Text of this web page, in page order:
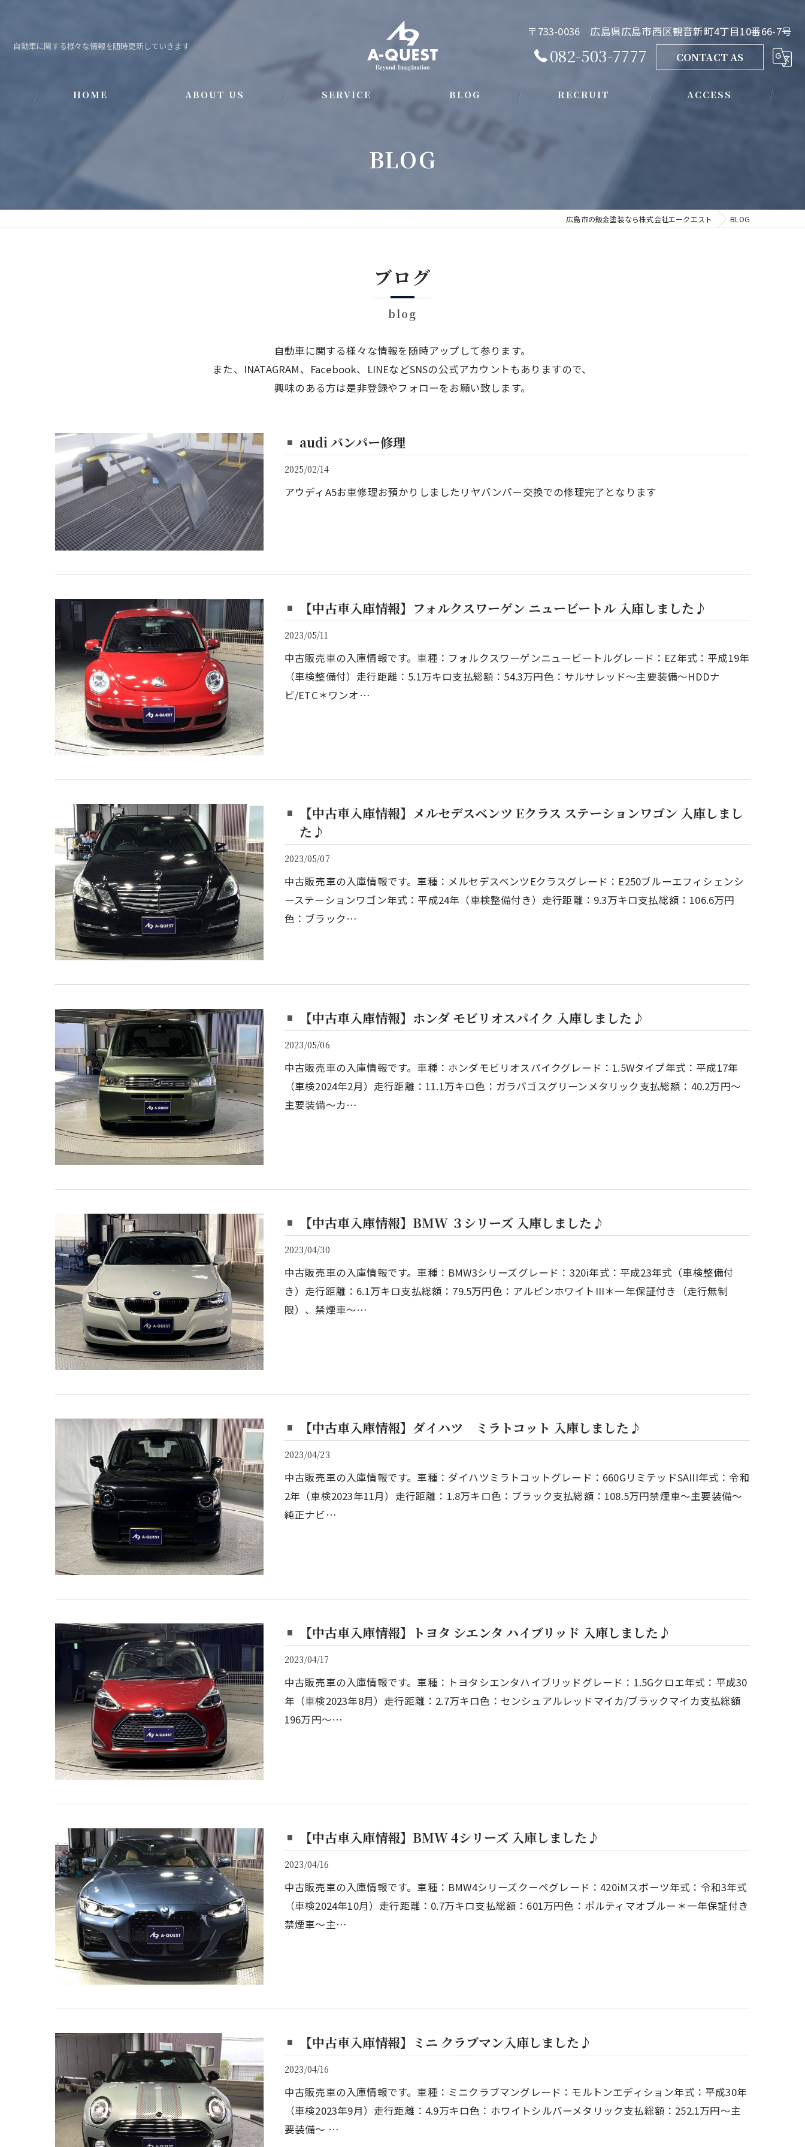
自動車に関する様々な情報を随時更新していきます 082-503-7777 CONTACT AS
〒733-0036 広島県広島市西区観音新町4丁目10番66-7号
HOME ABOUT US SERVICE
AUTOMOTIVE COATING
BLOG RECRUIT ACCESS
BLOG
広島市の鈑金塗装なら株式会社エークエスト BLOG
ブログ
blog
自動車に関する様々な情報を随時アップして参ります。
また、INATAGRAM、Facebook、LINEなどSNSの公式アカウントもありますので、
興味のある方は是非登録やフォローをお願い致します。
audi バンパー修理
2025/02/14
アウディA5お車修理お預かりしましたリヤバンパー交換での修理完了となります
【中古車入庫情報】フォルクスワーゲン ニュービートル 入庫しました♪
2023/05/11
中古販売車の入庫情報です。車種：フォルクスワーゲンニュービートルグレード：EZ年式：平成19年
（車検整備付）走行距離：5.1万キロ支払総額：54.3万円色：サルサレッド～主要装備～HDDナ
ビ/ETC＊ワンオ…
【中古車入庫情報】メルセデスベンツ Eクラス ステーションワゴン 入庫しまし
た♪
2023/05/07
中古販売車の入庫情報です。車種：メルセデスベンツEクラスグレード：E250ブルーエフィシェンシ
ーステーションワゴン年式：平成24年（車検整備付き）走行距離：9.3万キロ支払総額：106.6万円
色：ブラック…
【中古車入庫情報】ホンダ モビリオスパイク 入庫しました♪
2023/05/06
中古販売車の入庫情報です。車種：ホンダモビリオスパイクグレード：1.5Wタイプ年式：平成17年
（車検2024年2月）走行距離：11.1万キロ色：ガラパゴスグリーンメタリック支払総額：40.2万円～
主要装備～カ…
【中古車入庫情報】BMW ３シリーズ 入庫しました♪
2023/04/30
中古販売車の入庫情報です。車種：BMW3シリーズグレード：320i年式：平成23年式（車検整備付
き）走行距離：6.1万キロ支払総額：79.5万円色：アルピンホワイトIII＊一年保証付き（走行無制
限）、禁煙車～…
【中古車入庫情報】ダイハツ ミラトコット 入庫しました♪
2023/04/23
中古販売車の入庫情報です。車種：ダイハツミラトコットグレード：660GリミテッドSAIII年式：令和
2年（車検2023年11月）走行距離：1.8万キロ色：ブラック支払総額：108.5万円禁煙車～主要装備～
純正ナビ…
【中古車入庫情報】トヨタ シエンタ ハイブリッド 入庫しました♪
2023/04/17
中古販売車の入庫情報です。車種：トヨタシエンタハイブリッドグレード：1.5Gクロエ年式：平成30
年（車検2023年8月）走行距離：2.7万キロ色：センシュアルレッドマイカ/ブラックマイカ支払総額
196万円～…
【中古車入庫情報】BMW 4シリーズ 入庫しました♪
2023/04/16
中古販売車の入庫情報です。車種：BMW4シリーズクーペグレード：420iMスポーツ年式：令和3年式
（車検2024年10月）走行距離：0.7万キロ支払総額：601万円色：ポルティマオブルー＊一年保証付き
禁煙車～主…
【中古車入庫情報】ミニ クラブマン入庫しました♪
2023/04/16
中古販売車の入庫情報です。車種：ミニクラブマングレード：モルトンエディション年式：平成30年
（車検2023年9月）走行距離：4.9万キロ色：ホワイトシルバーメタリック支払総額：252.1万円～主
要装備～ …